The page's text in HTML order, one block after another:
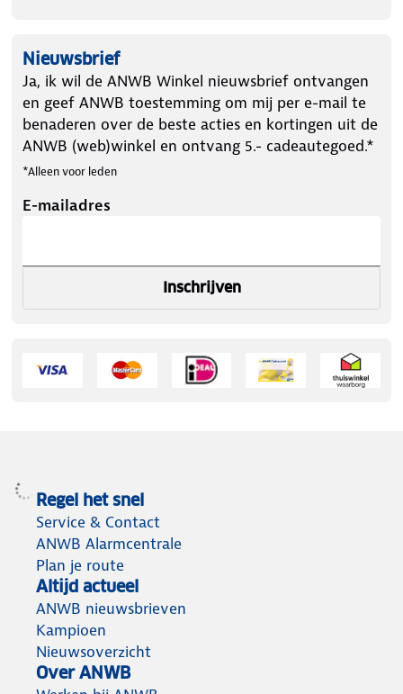
Nieuwsbrief
Ja, ik wil de ANWB Winkel nieuwsbrief ontvangen
en geef ANWB toestemming om mij per e-mail te
benaderen over de beste acties en kortingen uit de
ANWB (web)winkel en ontvang 5.- cadeautegoed.*
*Alleen voor leden
E-mailadres
Inschrijven
Regel het snel
Service & Contact
ANWB Alarmcentrale
Plan je route
Altijd actueel
ANWB nieuwsbrieven
Kampioen
Nieuwsoverzicht
Over ANWB